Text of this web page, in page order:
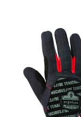
tilbehør
kneputer